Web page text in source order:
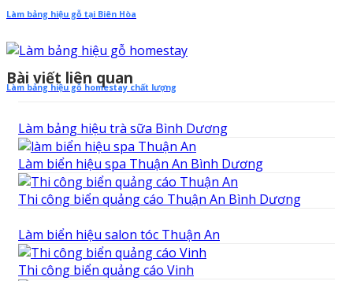
Làm bảng hiệu gỗ tại Biên Hòa
Làm bảng hiệu gỗ homestay chất lượng
Bài viết liên quan
Làm bảng hiệu trà sữa Bình Dương
Làm biển hiệu spa Thuận An Bình Dương
Thi công biển quảng cáo Thuận An Bình Dương
Làm biển hiệu salon tóc Thuận An
Thi công biển quảng cáo Vinh